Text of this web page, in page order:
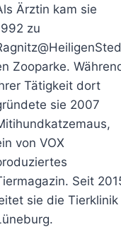
Ärztin kam sie
zu
Zooparke.
Tätigkeit dort
sie 2007
von VOX
Seit
sie die Tierklinik